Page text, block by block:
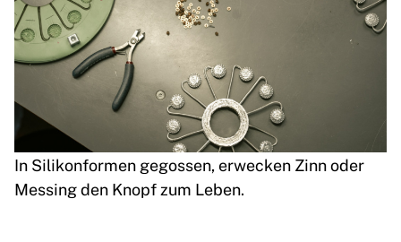
In Silikonformen gegossen, erwecken Zinn oder
Messing den Knopf zum Leben.